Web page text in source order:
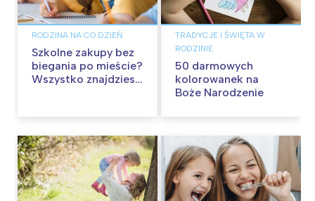
RODZINA NA CO DZIEŃ
Szkolne zakupy bez
biegania po mieście?
Wszystko znajdziesz
TRADYCJE I ŚWIĘTA W
RODZINIE
50 darmowych
kolorowanek na
Boże Narodzenie